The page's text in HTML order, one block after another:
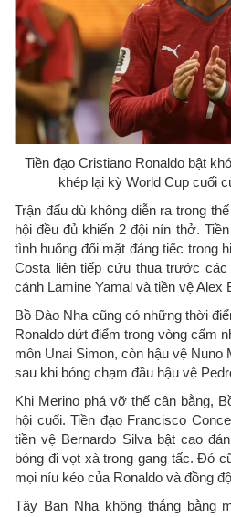
Tiền đạo Cristiano Ronaldo bật
khép lại kỳ World Cup cuối
Trận đấu dù không diễn ra trong
hội đều đủ khiến 2 đội nín thở.
tình huống đối mặt đáng tiếc trong
Costa liên tiếp cứu thua trước
cánh Lamine Yamal và tiền vệ Alex
Bồ Đào Nha cũng có những thời
Ronaldo dứt điểm trong vòng cấm
môn Unai Simon, còn hậu vệ Nuno
sau khi bóng chạm đầu hậu vệ
Khi Merino phá vỡ thế cân bằng,
hội cuối. Tiền đạo Francisco
tiền vệ Bernardo Silva bật cao
bóng đi vọt xà trong gang tấc. Đó
mọi níu kéo của Ronaldo và đồng
Tây Ban Nha không thắng bằng